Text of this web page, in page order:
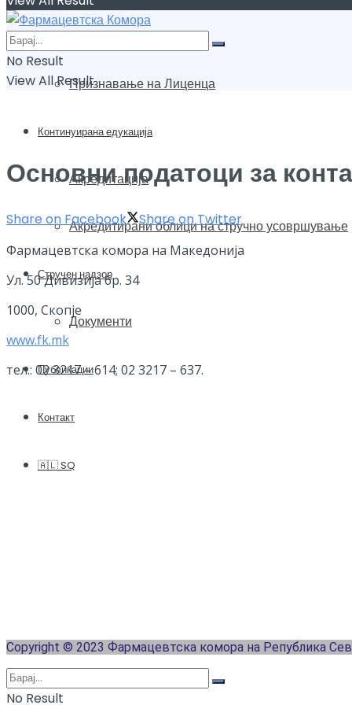
Обнова на лиценци
Признавање на Лиценца
Континуирана едукација
Акредитација
Акредитирани облици на стручно усовршување
Стручен надзор
Документи
Публикации
Контакт
🇦🇱 SQ
No Result
View All Result
Основни податоци за
Share on Facebook Share on Twitter
Фармацевтска комора на Македонија
Ул. 50 Дивизија бр. 34
1000, Скопје
www.fk.mk
тел.: 02 3217 – 614; 02 3217 – 637.
Copyright © 2023 Фармацевтска комора на Република
No Result